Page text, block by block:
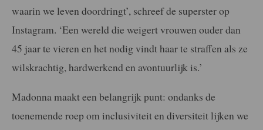
waarin we leven doordringt’, schreef de superster op
Instagram. ‘Een wereld die weigert vrouwen ouder dan
45 jaar te vieren en het nodig vindt haar te straffen als ze
wilskrachtig, hardwerkend en avontuurlijk is.’
Madonna maakt een belangrijk punt: ondanks de
toenemende roep om inclusiviteit en diversiteit lijken we